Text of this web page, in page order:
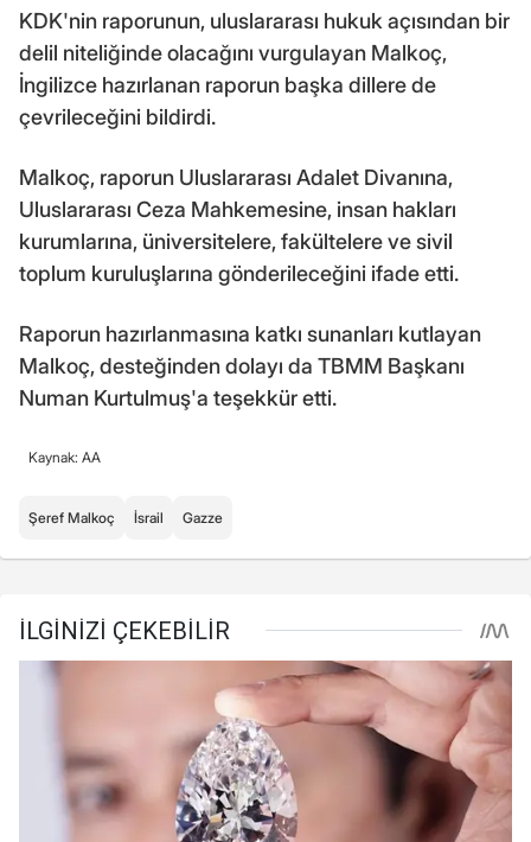
KDK'nin raporunun, uluslararası hukuk açısından bir
delil niteliğinde olacağını vurgulayan Malkoç,
İngilizce hazırlanan raporun başka dillere de
çevrileceğini bildirdi.
Malkoç, raporun Uluslararası Adalet Divanına,
Uluslararası Ceza Mahkemesine, insan hakları
kurumlarına, üniversitelere, fakültelere ve sivil
toplum kuruluşlarına gönderileceğini ifade etti.
Raporun hazırlanmasına katkı sunanları kutlayan
Malkoç, desteğinden dolayı da TBMM Başkanı
Numan Kurtulmuş'a teşekkür etti.
Kaynak: AA
Şeref Malkoç İsrail Gazze